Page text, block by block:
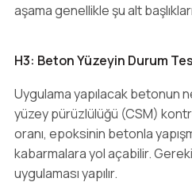
aşama genellikle şu alt
H3: Beton Yüzeyin Durum
Uygulama yapılacak betonun
yüzey pürüzlülüğü (CSM)
oranı, epoksinin betonla
kabarmalara yol açabilir.
uygulaması yapılır.